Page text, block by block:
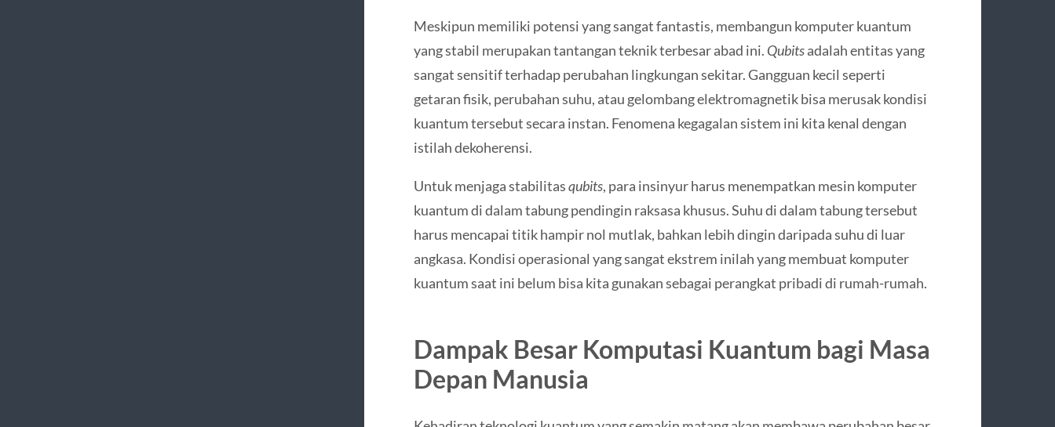
Meskipun memiliki potensi yang sangat fantastis, membangun komputer kuantum
yang stabil merupakan tantangan teknik terbesar abad ini. Qubitsadalah entitas yang
sangat sensitif terhadap perubahan lingkungan sekitar. Gangguan kecil seperti
getaran fisik, perubahan suhu, atau gelombang elektromagnetik bisa merusak kondisi
kuantum tersebut secara instan. Fenomena kegagalan sistem ini kita kenal dengan
istilah dekoherensi.
Untuk menjaga stabilitasqubits, para insinyur harus menempatkan mesin komputer
kuantum di dalam tabung pendingin raksasa khusus. Suhu di dalam tabung tersebut
harus mencapai titik hampir nol mutlak, bahkan lebih dingin daripada suhu di luar
angkasa. Kondisi operasional yang sangat ekstrem inilah yang membuat komputer
kuantum saat ini belum bisa kita gunakan sebagai perangkat pribadi di rumah-rumah.
Dampak Besar Komputasi Kuantum bagi Masa
Depan Manusia